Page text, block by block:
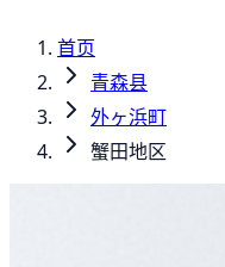
首页
青森县
外ヶ浜町
蟹田地区